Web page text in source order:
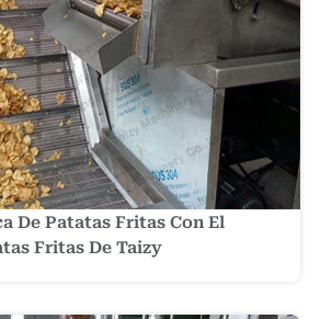
De Patatas Fritas Con El
Fritas De Taizy